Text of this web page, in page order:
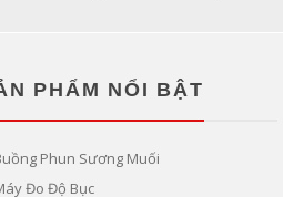
PHẨM NỔI BẬT
Phun Sương Muối
Đo Độ Bục